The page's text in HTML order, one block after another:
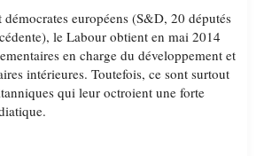
européens (S&D, 20 députés
le Labour obtient en mai 2014
en charge du développement et
intérieures. Toutefois, ce sont surtout
qui leur octroient une forte